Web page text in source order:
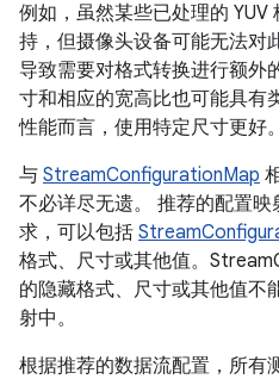
例如，虽然某些已处理的
持，但摄像头设备可能无法对
导致需要对格式转换进行额外
寸和相应的宽高比也可能具有
性能而言，使用特定尺寸更好。
与 StreamConfigurationMap
不必详尽无遗。 推荐的配置映
求，可以包括
格式、尺寸或其他值。
的隐藏格式、尺寸或其他值不
射中。
根据推荐的数据流配置，所有